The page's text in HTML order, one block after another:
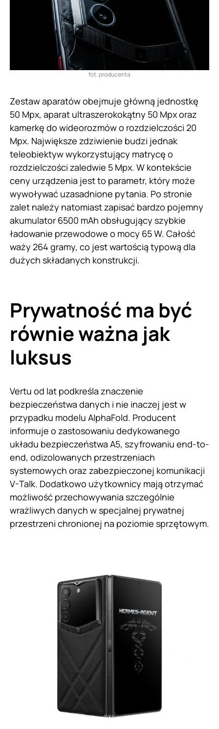
fot. producenta
Zestaw aparatów obejmuje główną jednostkę
50 Mpx, aparat ultraszerokokątny 50 Mpx oraz
kamerkę do wideorozmów o rozdzielczości 20
Mpx. Największe zdziwienie budzi jednak
teleobiektyw wykorzystujący matrycę o
rozdzielczości zaledwie 5 Mpx. W kontekście
ceny urządzenia jest to parametr, który może
wywoływać uzasadnione pytania. Po stronie
zalet należy natomiast zapisać bardzo pojemny
akumulator 6500 mAh obsługujący szybkie
ładowanie przewodowe o mocy 65 W. Całość
waży 264 gramy, co jest wartością typową dla
dużych składanych konstrukcji.
Prywatność ma być
równie ważna jak
luksus
Vertu od lat podkreśla znaczenie
bezpieczeństwa danych i nie inaczej jest w
przypadku modelu AlphaFold. Producent
informuje o zastosowaniu dedykowanego
układu bezpieczeństwa A5, szyfrowaniu end-to-
end, odizolowanych przestrzeniach
systemowych oraz zabezpieczonej komunikacji
V-Talk. Dodatkowo użytkownicy mają otrzymać
możliwość przechowywania szczególnie
wrażliwych danych w specjalnej prywatnej
przestrzeni chronionej na poziomie sprzętowym.